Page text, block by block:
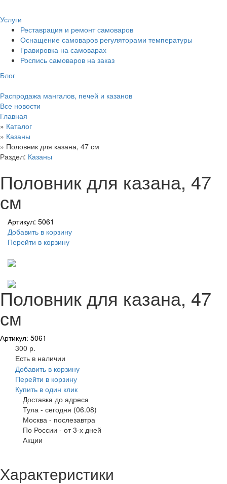
Услуги
Реставрация и ремонт самоваров
Оснащение самоваров регуляторами температуры
Гравировка на самоварах
Роспись самоваров на заказ
Блог
Распродажа мангалов, печей и казанов
Все новости
Главная
» Каталог
» Казаны
» Половник для казана, 47 см
Раздел: Казаны
Половник для казана, 47
см
Артикул: 5061
Добавить в корзину
Перейти в корзину
Половник для казана, 47
см
Артикул: 5061
300 р.
Есть в наличии
Добавить в корзину
Перейти в корзину
Купить в один клик
Доставка до адреса
Тула - сегодня (06.08)
Москва - послезавтра
По России - от 3-х дней
Акции
Характеристики